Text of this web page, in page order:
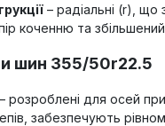
– радіальні (r), що
коченню та
шин 355/50r22.5
– розроблені для осей
забезпечують